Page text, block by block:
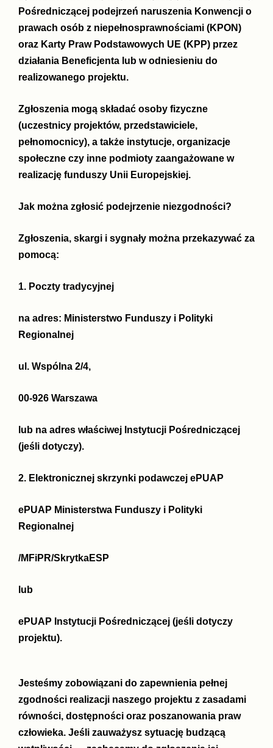
Pośredniczącej podejrzeń naruszenia Konwencji o
prawach osób z niepełnosprawnościami (KPON)
oraz Karty Praw Podstawowych UE (KPP) przez
działania Beneficjenta lub w odniesieniu do
realizowanego projektu.
Zgłoszenia mogą składać osoby fizyczne
(uczestnicy projektów, przedstawiciele,
pełnomocnicy), a także instytucje, organizacje
społeczne czy inne podmioty zaangażowane w
realizację funduszy Unii Europejskiej.
Jak można zgłosić podejrzenie niezgodności?
Zgłoszenia, skargi i sygnały można przekazywać za
pomocą:
1. Poczty tradycyjnej
na adres: Ministerstwo Funduszy i Polityki
Regionalnej
ul. Wspólna 2/4,
00-926 Warszawa
lub na adres właściwej Instytucji Pośredniczącej
(jeśli dotyczy).
2. Elektronicznej skrzynki podawczej ePUAP
ePUAP Ministerstwa Funduszy i Polityki
Regionalnej
/MFiPR/SkrytkaESP
lub
ePUAP Instytucji Pośredniczącej (jeśli dotyczy
projektu).
Jesteśmy zobowiązani do zapewnienia pełnej
zgodności realizacji naszego projektu z zasadami
równości, dostępności oraz poszanowania praw
człowieka. Jeśli zauważysz sytuację budzącą